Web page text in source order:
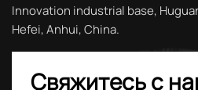
Innovation industrial base,
Hefei, Anhui, China.
Свяжитесь с